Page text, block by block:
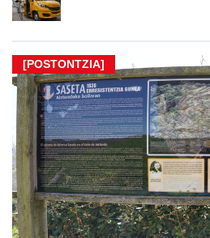
[POSTONTZIA]